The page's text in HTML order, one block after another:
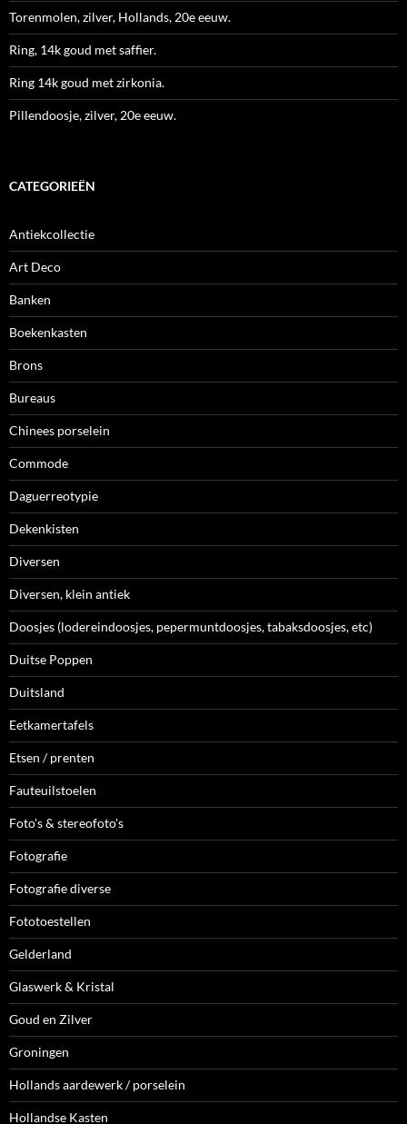
Torenmolen, zilver, Hollands, 20e eeuw.
Ring, 14k goud met saffier.
Ring 14k goud met zirkonia.
Pillendoosje, zilver, 20e eeuw.
CATEGORIEËN
Antiekcollectie
Art Deco
Banken
Boekenkasten
Brons
Bureaus
Chinees porselein
Commode
Daguerreotypie
Dekenkisten
Diversen
Diversen, klein antiek
Doosjes (lodereindoosjes, pepermuntdoosjes, tabaksdoosjes, etc)
Duitse Poppen
Duitsland
Eetkamertafels
Etsen / prenten
Fauteuilstoelen
Foto's & stereofoto's
Fotografie
Fotografie diverse
Fototoestellen
Gelderland
Glaswerk & Kristal
Goud en Zilver
Groningen
Hollands aardewerk / porselein
Hollandse Kasten